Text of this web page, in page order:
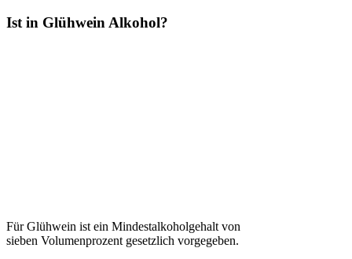
Ist in Glühwein Alkohol?
Für Glühwein ist ein Mindestalkoholgehalt von
sieben Volumenprozent gesetzlich vorgegeben.